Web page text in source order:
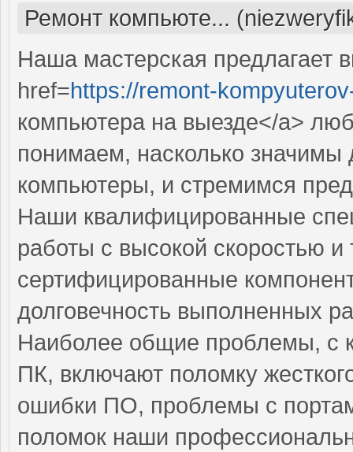
Ремонт компьюте...
Наша мастерская предлагает
href=https://remont-
компьютера на выезде</a>
понимаем, насколько
компьютеры, и стремимся
Наши квалифицированные
работы с высокой скоростью и
сертифицированные
долговечность выполненных
Наиболее общие проблемы, с
ПК, включают поломку
ошибки ПО, проблемы с
поломок наши